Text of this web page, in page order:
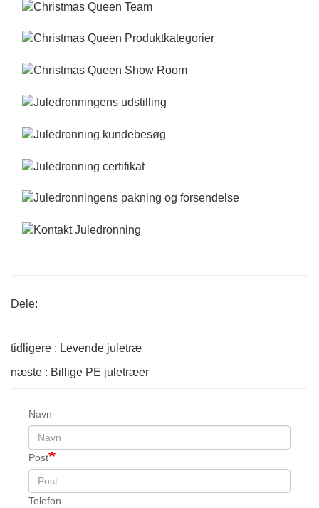
Dele:
tidligere : Levende juletræ
næste : Billige PE juletræer
Navn
Post
Telefon